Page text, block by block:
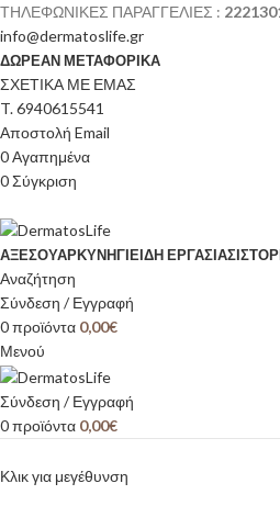
ΤΗΛΕΦΩΝΙΚΕΣ ΠΑΡΑΓΓΕΛΙΕΣ :
info@dermatoslife.gr
ΔΩΡΕΑΝ ΜΕΤΑΦΟΡΙΚΑ
ΣΧΕΤΙΚΑ ΜΕ ΕΜΑΣ
T. 6940615541
Αποστολή Email
0Αγαπημένα
0Σύγκριση
ΑΞΕΣΟΥΆΡΚΥΝΉΓΙΕΊΔΗ ΕΡΓΑΣΊΑΣ
Αναζήτηση
Σύνδεση / Εγγραφή
0προϊόντα 0,00€
Μενού
Σύνδεση / Εγγραφή
0προϊόντα 0,00€
Κλικ για μεγέθυνση